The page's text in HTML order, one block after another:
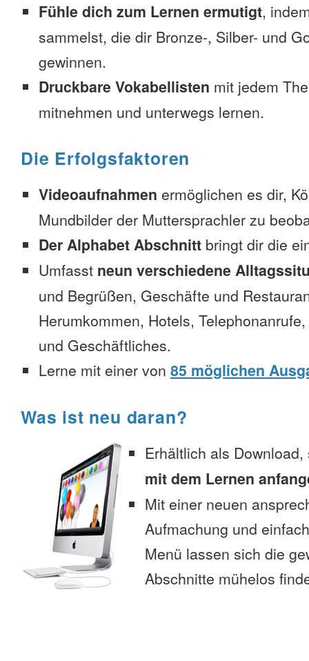
Fühle dich zum Lernen ermutigt,
sammelst, die dir Bronze-, Silber- und
gewinnen.
Druckbare Vokabellisten mit jedem
mitnehmen und unterwegs lernen.
Die Erfolgsfaktoren
Videoaufnahmen ermöglichen es dir,
Mundbilder der Muttersprachler zu
Der Alphabet Abschnitt bringt dir die
Umfasst neun verschiedene
und Begrüßen, Geschäfte und
Herumkommen, Hotels,
und Geschäftliches.
Lerne mit einer von 85 möglichen
Was ist neu daran?
Erhältlich als
mit dem Lernen
Mit einer neuen
Aufmachung und
Menü lassen sich die
Abschnitte mühelos